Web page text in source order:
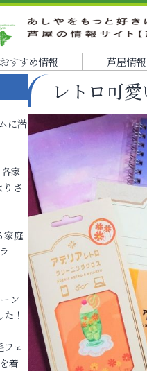
すすめ情報 芦屋情
レトロ可
に潜
家
さ
家庭
ン
！
ェ
着